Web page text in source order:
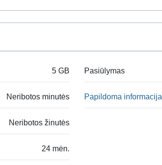
5 GB
Neribotos minutės
Neribotos žinutės
24 mėn.
Pasiūlymas
Papildoma informacija